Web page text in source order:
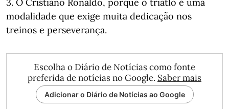
modalidade que exige muita dedicação nos
treinos e perseverança.
Escolha o Diário de Notícias como fonte
preferida de notícias no Google. Saber mais
Adicionar o Diário de Notícias ao Google